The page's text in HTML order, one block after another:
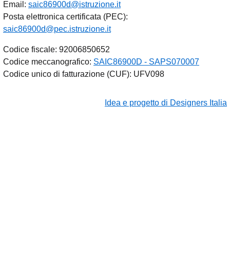
Email: saic86900d@istruzione.it
Posta elettronica certificata (PEC):
saic86900d@pec.istruzione.it
Codice fiscale: 92006850652
Codice meccanografico: SAIC86900D - SAPS070007
Codice unico di fatturazione (CUF): UFV098
Idea e progetto di Designers Italia